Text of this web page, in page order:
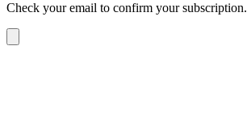
Check your email to confirm your subscription.